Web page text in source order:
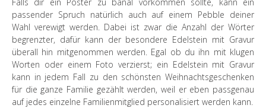
passender Spruch natürlich auch auf einem Pebble deiner
Wahl verewigt werden. Dabei ist zwar die Anzahl der Wörter
begrenzter, dafür kann der besondere Edelstein mit Gravur
überall hin mitgenommen werden. Egal ob du ihn mit klugen
Worten oder einem Foto verzierst; ein Edelstein mit Gravur
kann in jedem Fall zu den schönsten Weihnachtsgeschenken
für die ganze Familie gezählt werden, weil er eben passgenau
auf jedes einzelne Familienmitglied personalisiert werden kann.